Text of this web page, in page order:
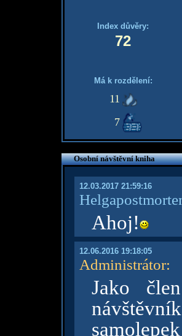
Index důvěry:
72
Má k rozdělení:
11
7
Osobní návštěvní kniha
12.03.2017 21:59:16
Ahoj!
12.06.2016 19:18:05
Administrátor:
Jako